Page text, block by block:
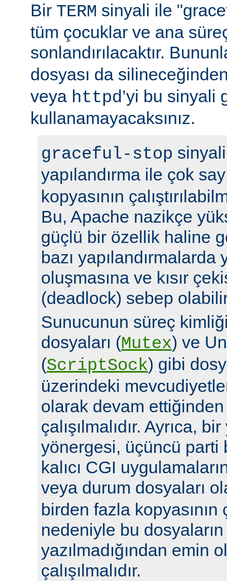
Bir TERM sinyali ile
tüm çocuklar ve ana
sonlandırılacaktır.
dosyası da
veya httpd’yi bu sinyali
kullanamayacaksınız.
graceful-stop
yapılandırma ile çok
kopyasının
Bu, Apache nazikçe
güçlü bir özellik haline
bazı yapılandırmalarda
oluşmasına ve kısır
(deadlock) sebep
Sunucunun süreç
dosyaları (Mutex) ve
(ScriptSock) gibi
üzerindeki
olarak devam
çalışılmalıdır. Ayrıca,
yönergesi, üçüncü parti
kalıcı CGI
veya durum dosyaları
birden fazla kopyasının
nedeniyle bu
yazılmadığından emin
çalışılmalıdır.